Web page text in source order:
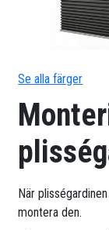
Se alla färger
När
montera den.